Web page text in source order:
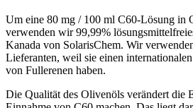
Um eine 80 mg / 100 ml C60-Lösung in
verwenden wir 99,99%
Kanada von SolarisChem. Wir
Lieferanten, weil sie einen
von Fullerenen haben.
Die Qualität des Olivenöls verändert die